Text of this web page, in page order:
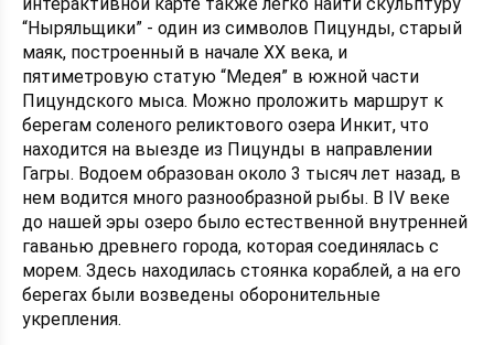
интерактивной карте также легко найти скульптуру
“Ныряльщики” - один из символов Пицунды, старый
маяк, построенный в начале XX века, и
пятиметровую статую “Медея” в южной части
Пицундского мыса. Можно проложить маршрут к
берегам соленого реликтового озера Инкит, что
находится на выезде из Пицунды в направлении
Гагры. Водоем образован около 3 тысяч лет назад, в
нем водится много разнообразной рыбы. В IV веке
до нашей эры озеро было естественной внутренней
гаванью древнего города, которая соединялась с
морем. Здесь находилась стоянка кораблей, а на его
берегах были возведены оборонительные
укрепления.